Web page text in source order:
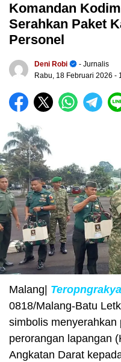
Komandan
Serahkan Paket
Personel
Deni Robi
- Jurnalis
Rabu, 18 Februari 2026 -
Malang|
0818/Malang-Batu
simbolis menyerahkan
perorangan lapangan
Angkatan Darat